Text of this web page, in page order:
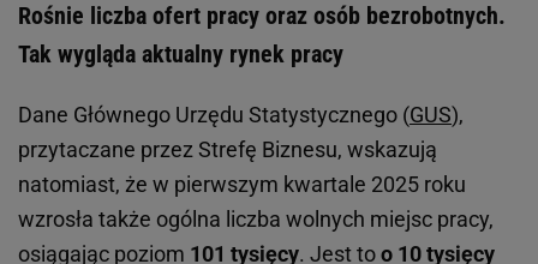
Rośnie liczba ofert pracy oraz osób bezrobotnych.
Tak wygląda aktualny rynek pracy
Dane Głównego Urzędu Statystycznego (GUS),
przytaczane przez Strefę Biznesu, wskazują
natomiast, że w pierwszym kwartale 2025 roku
wzrosła także ogólna liczba wolnych miejsc pracy,
osiągając poziom 101 tysięcy. Jest too 10 tysięcy